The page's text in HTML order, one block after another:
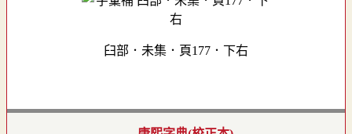
臼部．未集．頁177．下右